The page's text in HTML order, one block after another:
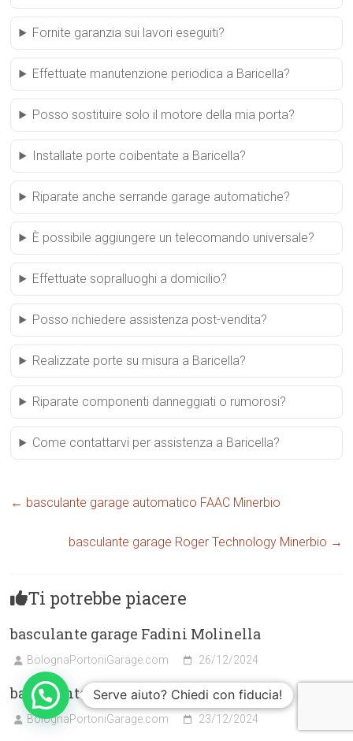
Fornite garanzia sui lavori eseguiti?
Effettuate manutenzione periodica a Baricella?
Posso sostituire solo il motore della mia porta?
Installate porte coibentate a Baricella?
Riparate anche serrande garage automatiche?
È possibile aggiungere un telecomando universale?
Effettuate sopralluoghi a domicilio?
Posso richiedere assistenza post-vendita?
Realizzate porte su misura a Baricella?
Riparate componenti danneggiati o rumorosi?
Come contattarvi per assistenza a Baricella?
← basculante garage automatico FAAC Minerbio
basculante garage Roger Technology Minerbio →
Ti potrebbe piacere
basculante garage Fadini Molinella
BolognaPortoniGarage.com 26/12/2024
basculante garage Hormann Budrio
BolognaPortoniGarage.com 23/12/2024
Serve aiuto? Chiedi con fiducia!